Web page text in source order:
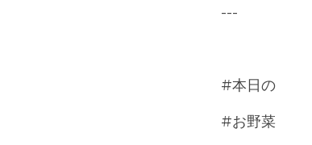
#本日の
#お野菜